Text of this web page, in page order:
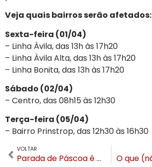
Veja quais bairros serão afetados:
Sexta-feira (01/04)
– Linha Àvila, das 13h às 17h20
– Linha Àvila Alta, das 13h às 17h20
– Linha Bonita, das 13h às 17h20
Sábado (02/04)
– Centro, das 08h15 às 12h30
Terça-feira (05/04)
– Bairro Prinstrop, das 12h30 às 16h30
VOLTAR
Parada de Páscoa é a principal atração de Gramado neste fim de semana